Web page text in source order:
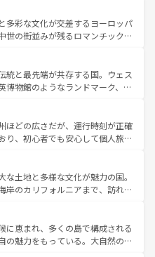
や気候が異なるスペインはその個
性で訪れる人を魅了する。 なお、新着のスペイン情報は コ
ほしい。
ている。華麗な宮殿、歴史的な大
して豊かな自然が、訪れる者を心
ランスは美食の国としても知ら
地であるランス、プロヴァンスの
ど、多彩な楽しみ方が可能だ。さ
も魅力が溢れており、どの街角に
れぞれで全く異なる文化を体験で
お、新着のフランス情報はコンテンツ一覧
多彩な文化が交差するヨーロッパ
世の街並みが残るロマンチック街
を歩いても飽きることがない。ベ
イエルン州のアルプスの絶景、そ
ン畑といった風景は必見。ビール
てほしい。 なお、新着の
一覧を参照してほしい。
統と最先端が共存する国。ウェス
博物館のようなランドマーク、歴
ある。また、優雅なアフタヌーン
たまらない英国パブ、サッカー観
できる体験も豊富。イギリスを旅
。
ほどの広さだが、運行時刻が正確
り、初心者でも安心して個人旅行
や、スイスならではのユニークな
観光だけでなく町歩きも満喫する
得が高いため物価も高いが、旅行
むこともできる。 なお、新
ンツ一覧 を参照してほしい。
な土地と多様な文化が魅力の国。
岸のカリフォルニアまで、訪れる
、ショッピング、エンターテイ
的なスポットだ。一方、アメリカ
、グランドキャニオンやイエロー
に恵まれ、多くの島で構成される
の魅力をもっている。大自然の神